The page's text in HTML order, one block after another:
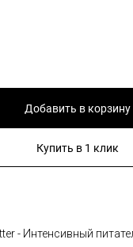
Добавить в корзину
Купить в 1 клик
- Интенсивный